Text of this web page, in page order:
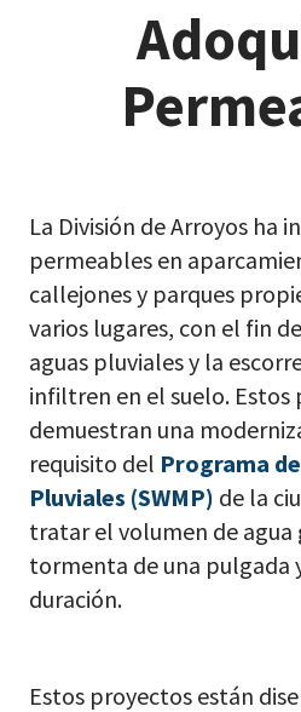
La División de Arroyos ha
permeables en
callejones y parques
varios lugares, con el fin
aguas pluviales y la
infiltren en el suelo. Estos
demuestran una
requisito del Programa
Pluviales (SWMP) de la
tratar el volumen de agua
tormenta de una pulgada
duración.
Estos proyectos están